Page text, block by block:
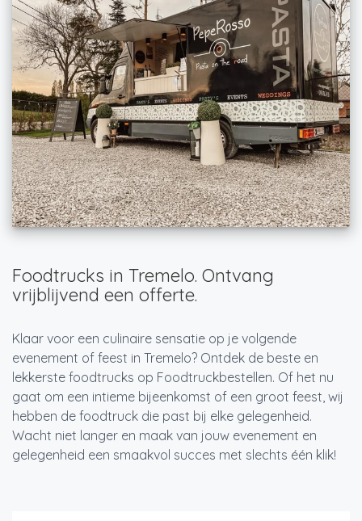
Foodtrucks in Tremelo. Ontvang
vrijblijvend een offerte.
Klaar voor een culinaire sensatie op je volgende
evenement of feest in Tremelo? Ontdek de beste en
lekkerste foodtrucks op Foodtruckbestellen. Of het nu
gaat om een intieme bijeenkomst of een groot feest, wij
hebben de foodtruck die past bij elke gelegenheid.
Wacht niet langer en maak van jouw evenement en
gelegenheid een smaakvol succes met slechts één klik!